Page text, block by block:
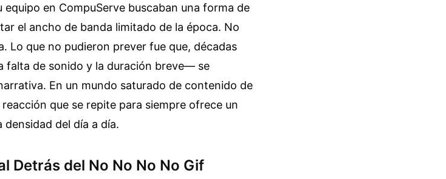
en CompuServe buscaban una forma de
el ancho de banda limitado de la época. No
Lo que no pudieron prever fue que, décadas
falta de sonido y la duración breve— se
En un mundo saturado de contenido de
que se repite para siempre ofrece un
del día a día.
Detrás del No No No No Gif